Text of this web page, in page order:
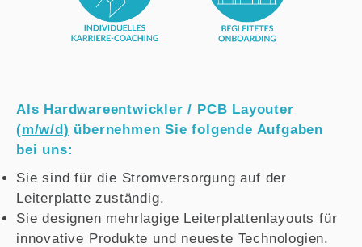
Als Hardwareentwickler / PCB Layouter
(m/w/d) übernehmen Sie folgende Aufgaben
bei uns:
Sie sind für die Stromversorgung auf der
Leiterplatte zuständig.
Sie designen mehrlagige Leiterplattenlayouts für
innovative Produkte und neueste Technologien.